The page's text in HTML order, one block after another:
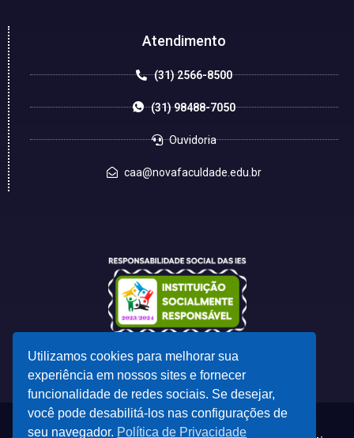
Atendimento
(31) 2566-8500
(31) 98488-7050
Ouvidoria
caa@novafaculdade.edu.br
Utilizamos cookies para melhorar sua
experiência em nossos sites e fornecer
funcionalidade de redes sociais. Se desejar,
você pode desabilitá-los nas configurações de
seu navegador. Política de Privacidade